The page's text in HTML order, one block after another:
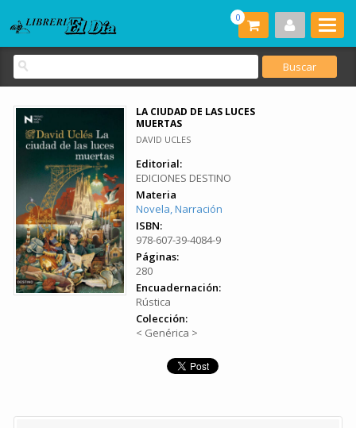
0
LA CIUDAD DE LAS LUCES
MUERTAS
DAVID UCLES
Editorial:
EDICIONES DESTINO
Materia
Novela, Narración
ISBN:
978-607-39-4084-9
Páginas:
280
Encuadernación:
Rústica
Colección:
< Genérica >